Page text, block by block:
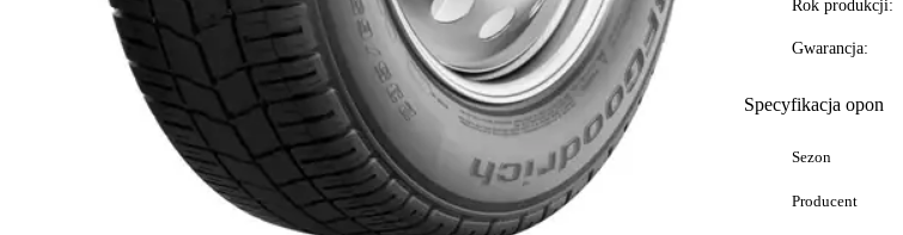
Rok produkcji:
Gwarancja:
Specyfikacja opon
Sezon
Producent